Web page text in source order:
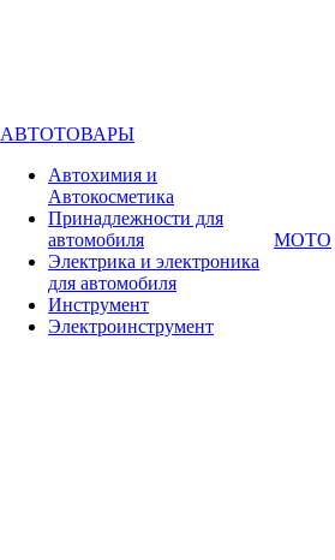
АВТОТОВАРЫ
Автохимия и
Автокосметика
Принадлежности для
автомобиля
Электрика и электроника
для автомобиля
Инструмент
Электроинструмент
МОТО